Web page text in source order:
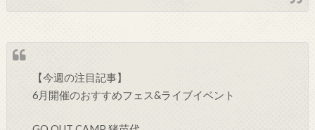
【今週の注目記事】
6月開催のおすすめフェス&ライブイベント